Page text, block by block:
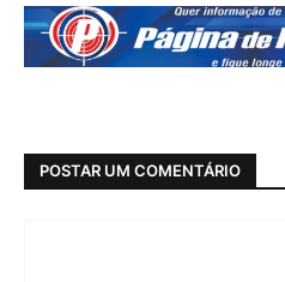
POSTAR UM COMENTÁRIO